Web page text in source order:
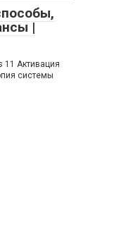
|
11 Активация
системы